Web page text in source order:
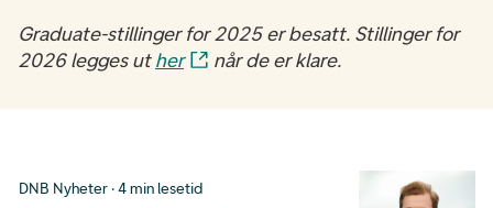
Graduate-stillinger for 2025 er besatt. Stillinger for
2026 legges uther når de er klare.
DNB Nyheter · 4 min lesetid